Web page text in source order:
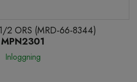
2 ORS (MRD-66-8344)
MPN2301
Inloggning